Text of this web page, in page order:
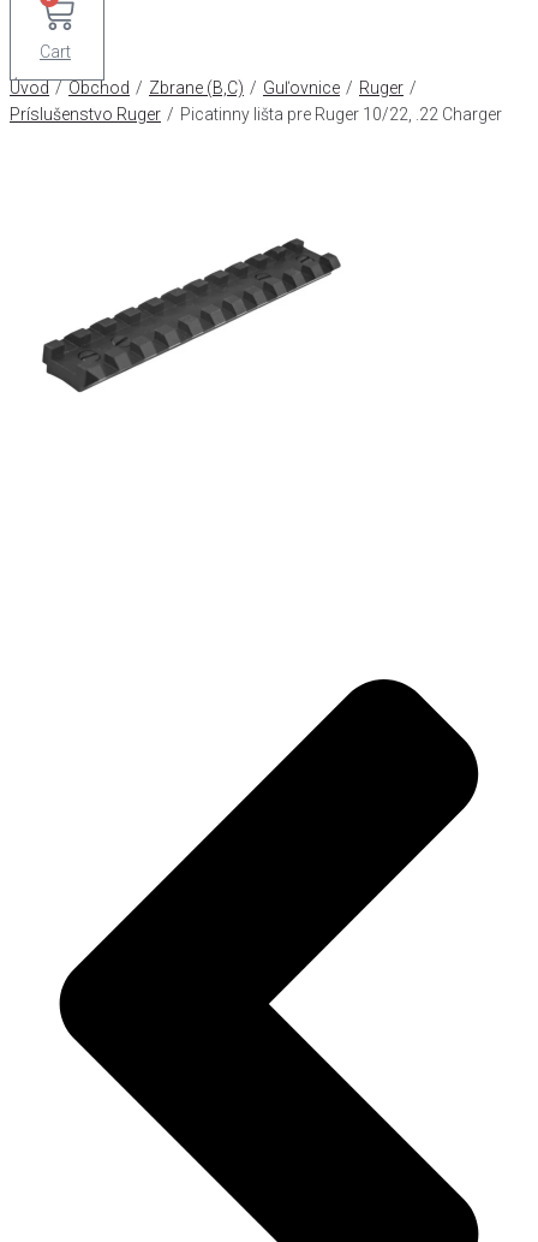
Cart
Úvod / Obchod / Zbrane (B,C) / Guľovnice / Ruger /
Príslušenstvo Ruger / Picatinny lišta pre Ruger 10/22, .22 Charger